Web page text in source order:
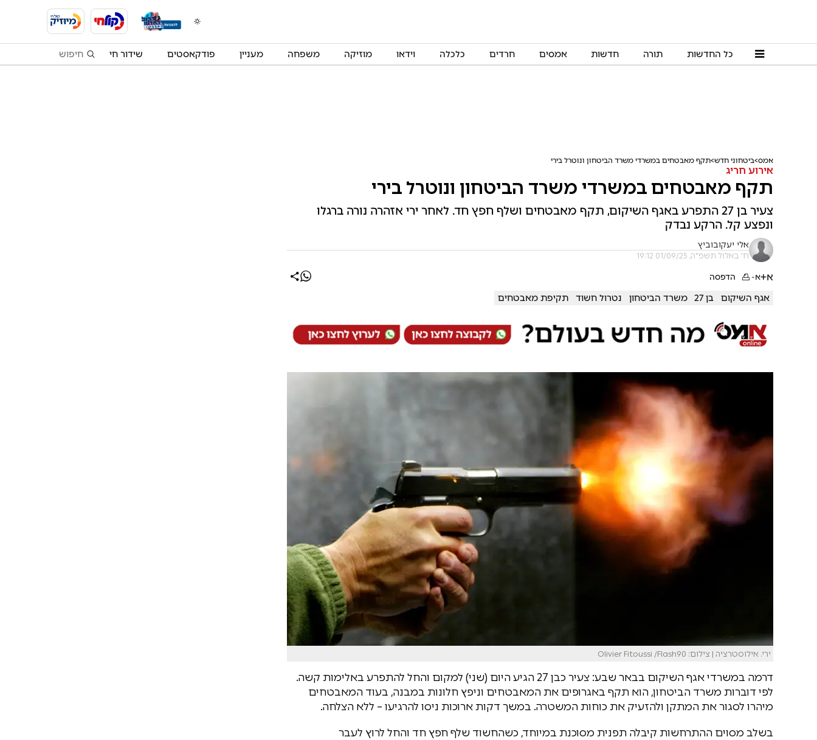
כל החדשות תורה חדשות אמסים חרדים כלכלה וידאו מוזיקה משפחה מעניין פודקאסטים שידור חי
אמס ביטחוני חדש תקף מאבטחים במשרדי משרד הביטחון ונוטרל בירי
אירוע חריג
תקף מאבטחים במשרדי משרד הביטחון ונוטרל בירי
צעיר בן 27 התפרע באגף השיקום, תקף מאבטחים ושלף חפץ חד. לאחר ירי אזהרה נורה ברגלו
ונפצע קל. הרקע נבדק
אלי יעקובוביץ
ח' באלול תשפ"ה, 01/09/25 19:12
א+א- הדפסה
אגף השיקום בן 27 משרד הביטחון נטרול חשוד תקיפת מאבטחים
ירי. אילוסטרציה | צילום: Olivier Fitoussi /Flash90
דרמה במשרדי אגף השיקום בבאר שבע: צעיר כבן 27 הגיע היום (שני) למקום והחל להתפרע באלימות קשה.
לפי דוברות משרד הביטחון, הוא תקף באגרופים את המאבטחים וניפץ חלונות במבנה, בעוד המאבטחים
מיהרו לסגור את המתקן ולהזעיק את כוחות המשטרה. במשך דקות ארוכות ניסו להרגיעו – ללא הצלחה.
בשלב מסוים ההתרחשות קיבלה תפנית מסוכנת במיוחד, כשהחשוד שלף חפץ חד והחל לרוץ לעבר